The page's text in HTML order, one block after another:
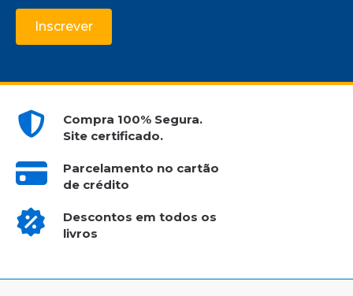
Inscrever
Compra 100% Segura.
Site certificado.
Parcelamento no cartão
de crédito
Descontos em todos os
livros